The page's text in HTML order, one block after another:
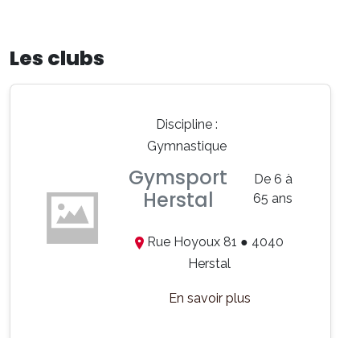
Les clubs
Discipline :
Gymnastique
Gymsport
Herstal
De 6 à
65 ans
Rue Hoyoux 81 ● 4040
Herstal
En savoir plus